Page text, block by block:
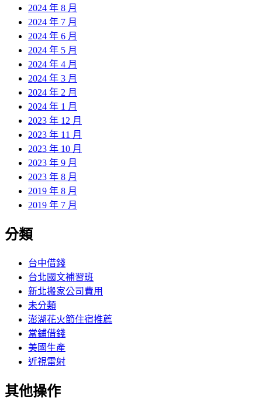
2024 年 8 月
2024 年 7 月
2024 年 6 月
2024 年 5 月
2024 年 4 月
2024 年 3 月
2024 年 2 月
2024 年 1 月
2023 年 12 月
2023 年 11 月
2023 年 10 月
2023 年 9 月
2023 年 8 月
2019 年 8 月
2019 年 7 月
分類
台中借錢
台北國文補習班
新北搬家公司費用
未分類
澎湖花火節住宿推薦
當鋪借錢
美國生產
近視雷射
其他操作